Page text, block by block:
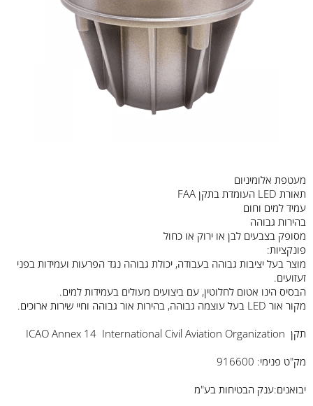
מעטפת אלומיניום
תאורת ​​LED העומדת בתקן FAA
עמיד למים וחום
בהירות גבוהה
מסופק בצבעים לבן או ירוק או כחול
פונקציות:
מוצר בעל יציבות גבוהה בעבודה, יכולת גבוהה נגד הפרעות ועמידות בפני
זעזועים.
הבסיס הינו אטום לחלוטין, עם ביצועים מעולים בעמידות למים.
מקור אור LED בעל עוצמה גבוהה, בהירות אור גבוהה וחיי שירות ארוכים.
תקן ICAO Annex 14 International Civil Aviation Organization
מק"ט פנימי: 916600
יבואנים:ענק הבטיחות בע"מ